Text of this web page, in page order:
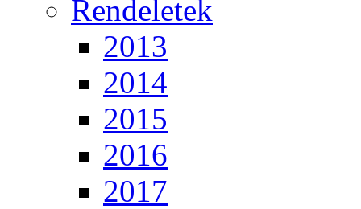
Rendeletek
2013
2014
2015
2016
2017